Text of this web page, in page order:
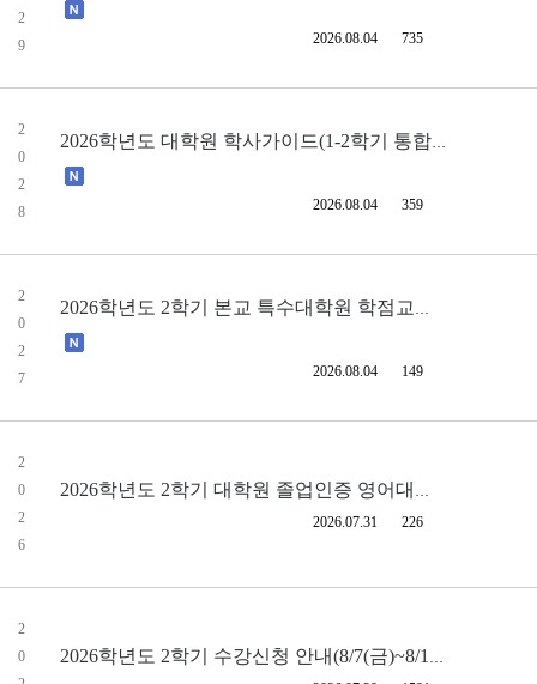
2
9
2026.08.04 735
2
0
2
8
2026학년도 대학원 학사가이드(1-2학기 통합본)(국문)
2026.08.04 359
2
0
2
7
2026학년도 2학기 본교 특수대학원 학점교환 신청 안내
2026.08.04 149
2
0
2
6
2026학년도 2학기 대학원 졸업인증 영어대체 강좌 수강신청 안내(8/10(월) ~ 8/1
2026.07.31
226
2
0
2026학년도 2학기 수강신청 안내(8/7(금)~8/11(화))